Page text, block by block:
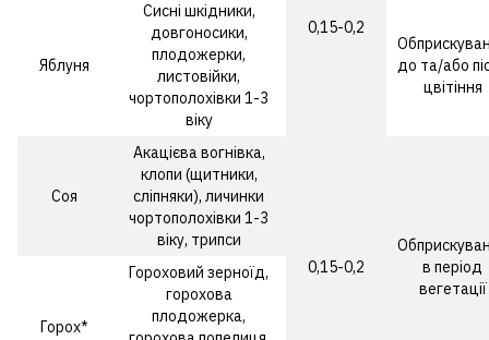
0,15-0,2
Яблуня
Сисні шкідники,
довгоносики,
плодожерки,
листовійки,
чортополохівки 1-3
віку
до та/або
цвітіння
Соя
Акацієва вогнівка,
клопи (щитники,
сліпняки), личинки
чортополохівки 1-3
віку, трипси
0,15-0,2
в період
вегетації
Горох*
Гороховий зерноїд,
горохова
плодожерка,